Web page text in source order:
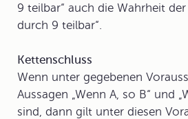
9 teilbar“ auch die Wahrheit der
durch 9 teilbar“.
Kettenschluss
Wenn unter gegebenen
Aussagen „Wenn A, so B“ und
sind, dann gilt unter diesen